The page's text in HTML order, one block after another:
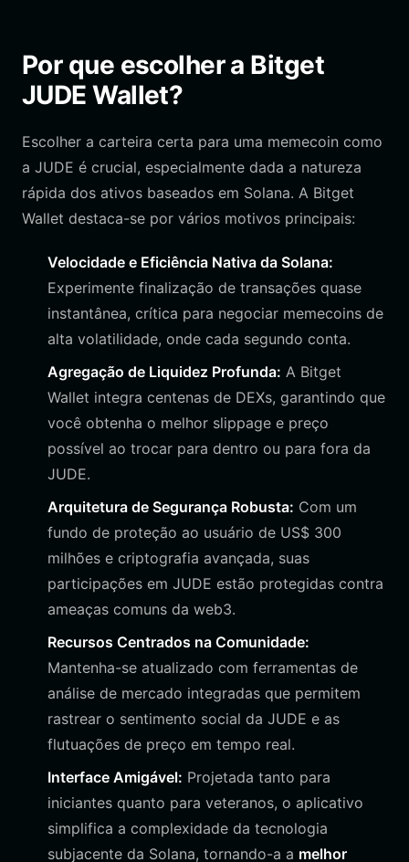
Por que escolher a Bitget
JUDE Wallet?
Escolher a carteira certa para uma memecoin como
a JUDE é crucial, especialmente dada a natureza
rápida dos ativos baseados em Solana. A Bitget
Wallet destaca-se por vários motivos principais:
Velocidade e Eficiência Nativa da Solana:
Experimente finalização de transações quase
instantânea, crítica para negociar memecoins de
alta volatilidade, onde cada segundo conta.
Agregação de Liquidez Profunda: A Bitget
Wallet integra centenas de DEXs, garantindo que
você obtenha o melhor slippage e preço
possível ao trocar para dentro ou para fora da
JUDE.
Arquitetura de Segurança Robusta: Com um
fundo de proteção ao usuário de US$ 300
milhões e criptografia avançada, suas
participações em JUDE estão protegidas contra
ameaças comuns da web3.
Recursos Centrados na Comunidade:
Mantenha-se atualizado com ferramentas de
análise de mercado integradas que permitem
rastrear o sentimento social da JUDE e as
flutuações de preço em tempo real.
Interface Amigável: Projetada tanto para
iniciantes quanto para veteranos, o aplicativo
simplifica a complexidade da tecnologia
subjacente da Solana, tornando-a a melhor